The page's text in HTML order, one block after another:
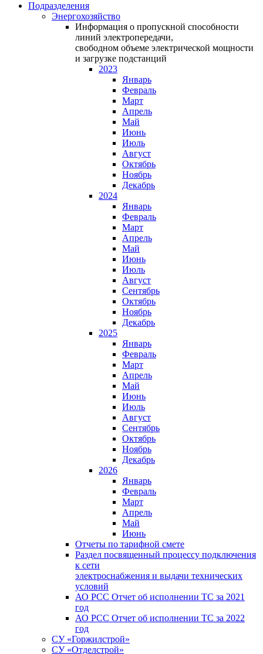
Подразделения
Энергохозяйство
Информация о пропускной способности
линий электропередачи,
свободном объеме электрической мощности
и загрузке подстанций
2023
Январь
Февраль
Март
Апрель
Май
Июнь
Июль
Август
Октябрь
Ноябрь
Декабрь
2024
Январь
Февраль
Март
Апрель
Май
Июнь
Июль
Август
Сентябрь
Октябрь
Ноябрь
Декабрь
2025
Январь
Февраль
Март
Апрель
Май
Июнь
Июль
Август
Сентябрь
Октябрь
Ноябрь
Декабрь
2026
Январь
Февраль
Март
Апрель
Май
Июнь
Отчеты по тарифной смете
Раздел посвященный процессу подключения
к сети
электроснабжения и выдачи технических
условий
АО РСС Отчет об исполнении ТС за 2021
год
АО РСС Отчет об исполнении ТС за 2022
год
СУ «Горжилстрой»
СУ «Отделстрой»